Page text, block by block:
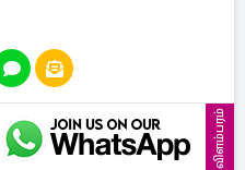
விளம்பரம்